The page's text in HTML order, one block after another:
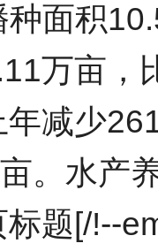
面积
万亩，
减少
。水产
题[/!--